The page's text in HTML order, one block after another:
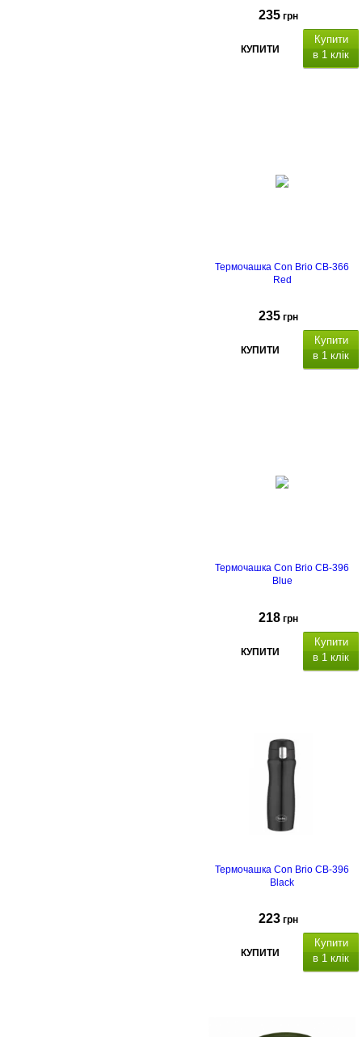
235 грн
КУПИТИ
Купити
в 1 клік
Термочашка Con Brio CB-366
Red
235 грн
КУПИТИ
Купити
в 1 клік
Термочашка Con Brio CB-396
Blue
218 грн
КУПИТИ
Купити
в 1 клік
Термочашка Con Brio CB-396
Black
223 грн
КУПИТИ
Купити
в 1 клік